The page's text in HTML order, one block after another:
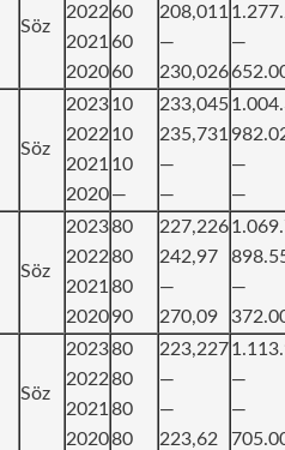
Söz
2022
2021
2020
60
60
60
208,011
—
230,026
—
Söz
2023
2022
2021
2020
10
10
10
—
233,045
235,731
—
—
—
—
Söz
2023
2022
2021
2020
80
80
80
90
227,226
242,97
—
270,09
—
Söz
2023
2022
2021
2020
80
80
80
80
223,227
—
—
223,62
—
—